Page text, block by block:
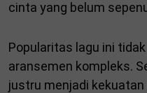
cinta yang belum
Popularitas lagu ini
aransemen kompleks.
justru menjadi